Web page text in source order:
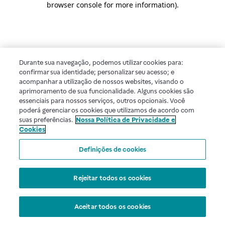
browser console for more information).
Durante sua navegação, podemos utilizar cookies para:
confirmar sua identidade; personalizar seu acesso; e
acompanhar a utilização de nossos websites, visando o
aprimoramento de sua funcionalidade. Alguns cookies são
essenciais para nossos serviços, outros opcionais. Você
poderá gerenciar os cookies que utilizamos de acordo com
suas preferências. Nossa Política de Privacidade e
Cookies
Definições de cookies
Rejeitar todos os cookies
Aceitar todos os cookies